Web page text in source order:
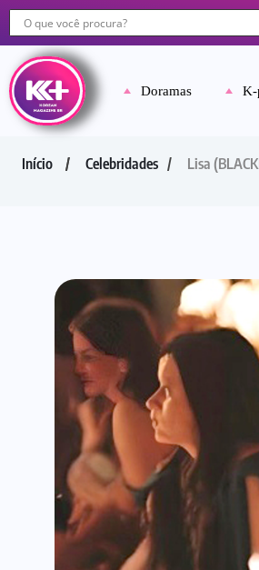
Doramas K-
Início Celebridades Lisa